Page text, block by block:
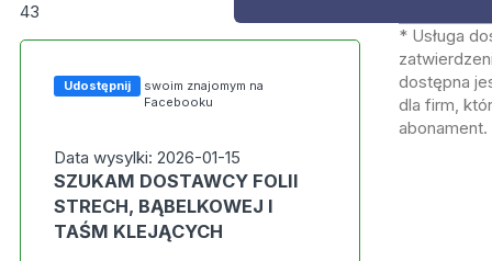
43
Udostępnij
swoim znajomym na
Facebooku
Data wysylki: 2026-01-15
SZUKAM DOSTAWCY FOLII
STRECH, BĄBELKOWEJ I
TAŚM KLEJĄCYCH
* Usługa
dostępna
dla firm,
abonament.